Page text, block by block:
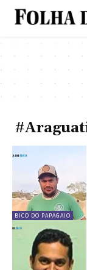
BICO DO PAPAGAIO